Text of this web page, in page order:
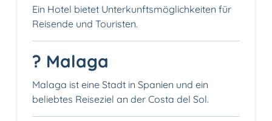
Ein Hotel bietet Unterkunftsmöglichkeiten für
Reisende und Touristen.
? Malaga
Malaga ist eine Stadt in Spanien und ein
beliebtes Reiseziel an der Costa del Sol.